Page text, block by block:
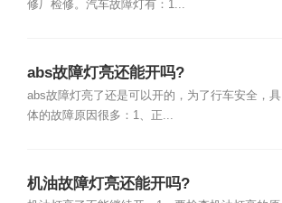
修厂检修。汽车故障灯有：1...
abs故障灯亮还能开吗?
abs故障灯亮了还是可以开的，为了行车安全，具
体的故障原因很多：1、正...
机油故障灯亮还能开吗?